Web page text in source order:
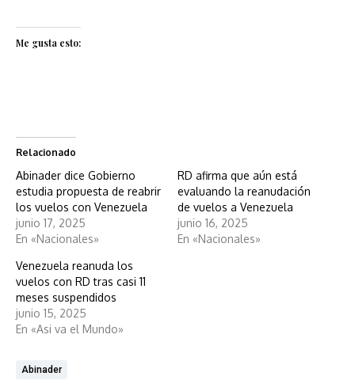
Me gusta esto:
Relacionado
Abinader dice Gobierno
estudia propuesta de reabrir
los vuelos con Venezuela
junio 17, 2025
En «Nacionales»
RD afirma que aún está
evaluando la reanudación
de vuelos a Venezuela
junio 16, 2025
En «Nacionales»
Venezuela reanuda los
vuelos con RD tras casi 11
meses suspendidos
junio 15, 2025
En «Asi va el Mundo»
Abinader